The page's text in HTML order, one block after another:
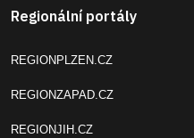
Regionální portály
REGIONPLZEN.CZ
REGIONZAPAD.CZ
REGIONJIH.CZ